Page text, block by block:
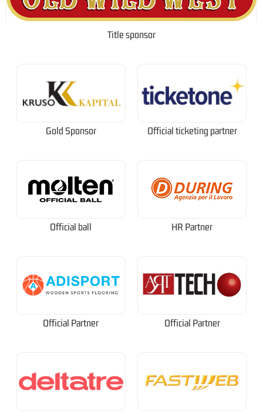
Title sponsor
Gold Sponsor Official ticketing partner
Official ball HR Partner
Official Partner Official Partner